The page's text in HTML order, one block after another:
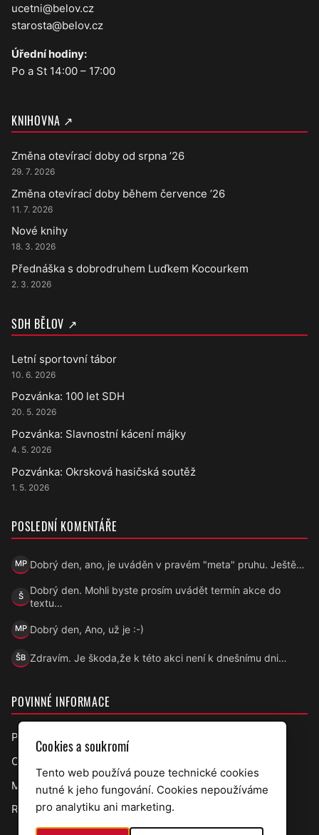
ucetni@belov.cz
starosta@belov.cz
Úřední hodiny:
Po a St 14:00 – 17:00
KNIHOVNA ↗
Změna otevírací doby od srpna ’26
29. 7. 2026
Změna otevírací doby během července ’26
11. 7. 2026
Nové knihy
18. 3. 2026
Přednáška s dobrodruhem Luďkem Kocourkem
2. 3. 2026
SDH BĚLOV ↗
Letní sportovní tábor
10. 6. 2026
Pozvánka: 100 let SDH
20. 5. 2026
Pozvánka: Slavnostní kácení májky
4. 5. 2026
Pozvánka: Okrsková hasičská soutěž
1. 5. 2026
POSLEDNÍ KOMENTÁŘE
MPMarek Přecechtěl
Dobrý den, ano, je uváděn v pravém "meta" pruhu. Ještě…
ŠŠárka
Dobrý den. Mohli byste prosím uvádět termín akce do
textu…
MPMarek Přecechtěl
Dobrý den, Ano, už je :-)
ŠBŠárka B.
Zdravím. Je škoda,že k této akci není k dnešnímu dni…
POVINNÉ INFORMACE
Prohlášení o přístupnosti
Ochrana osobních údajů
Mapa webu
RSS úřední deska
Cookies a soukromí
Tento web používá pouze technické cookies
nutné k jeho fungování. Cookies nepoužíváme
pro analytiku ani marketing.